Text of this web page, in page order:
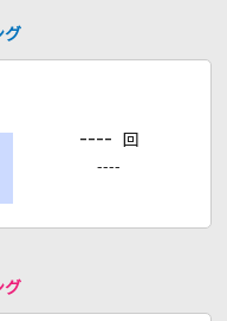
グ
---- 回
----
グ